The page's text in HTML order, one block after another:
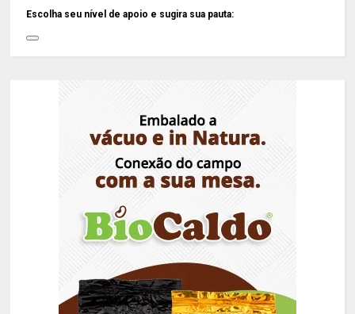
Escolha seu nível de apoio e sugira sua pauta: